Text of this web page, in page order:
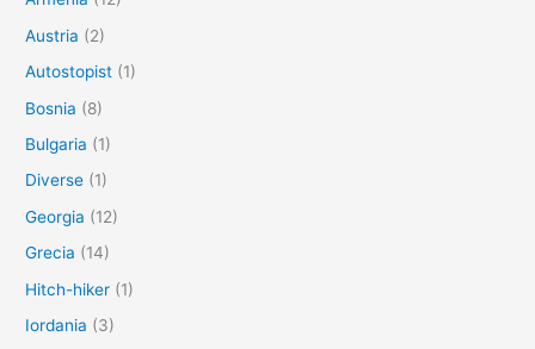
Austria (2)
Autostopist (1)
Bosnia (8)
Bulgaria (1)
Diverse (1)
Georgia (12)
Grecia (14)
Hitch-hiker (1)
Iordania (3)